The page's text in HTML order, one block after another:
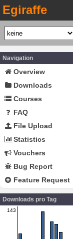
Egiraffe
Navigation
Overview
Downloads
Courses
FAQ
File Upload
Statistics
Vouchers
Bug Report
Feature Request
Downloads pro Tag
143